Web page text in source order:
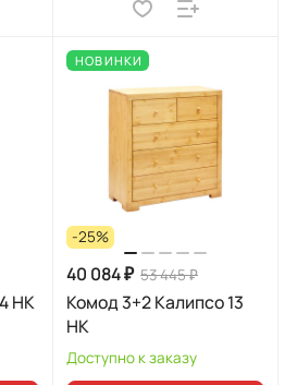
НК
НОВИНКИ
-25%
40 084 ₽ 53 445 ₽
Комод 3+2 Калипсо 13
НК
Доступно к заказу